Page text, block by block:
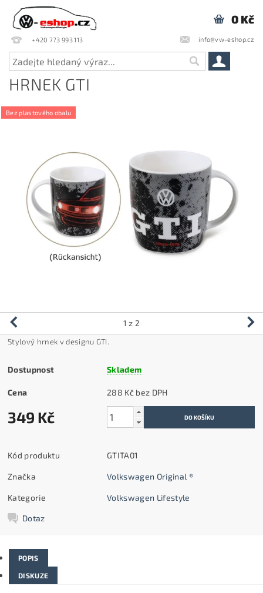
+420 773 993 113 info@vw-eshop.cz
0 Kč
HRNEK GTI
Bez plastového obalu
1 z 2
Stylový hrnek v designu GTI.
Dostupnost Skladem
Cena 288 Kč bez DPH
349 Kč
Kód produktu GTITA01
Značka Volkswagen Original ®
Kategorie Volkswagen Lifestyle
Dotaz
POPIS
DISKUZE